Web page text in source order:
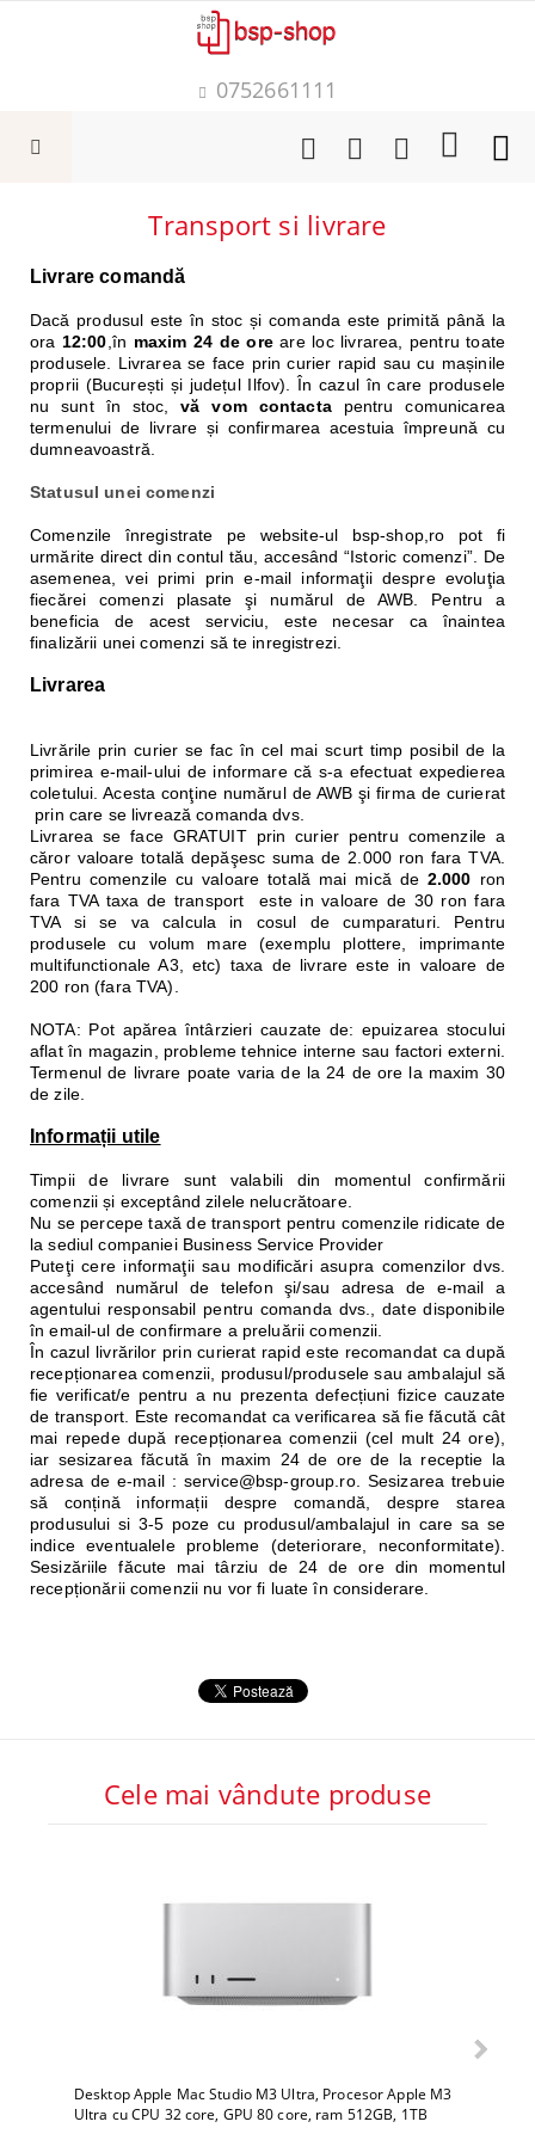
0752661111
Transport si livrare
Livrare comandă
Dacă produsul este înstoc șicomanda este primită până la
ora 12:00 ,în maxim 24 de oreare loc livrarea, pentru toate
produsele. Livrarease face prin curier rapid sau cu mașinile
proprii (București și județulIlfov). În cazul încare produsele
nusuntîn stoc,vă vom contactapentru comunicarea
termenului de livrare și confirmarea acestuiaîmpreună cu
dumneavoastră
Statusul unei comenzi
Comenzile înregistrate pe website-ul bsp-shop,ro pot fi
urmărite direct din contul tău, accesând “Istoric comenzi”. De
asemenea, vei primi prin e-mail informaţii despre evoluţia
fiecărei comenzi plasate şi numărul de AWB. Pentru a
beneficia de acest serviciu, este necesar ca înaintea
finalizării unei comenzi să te inregistrezi.
Livrarea
Livrările prin curier se fac în cel mai scurt timp posibil de la
primirea e-mail-ului de informare că s-a efectuat expedierea
coletului. Acesta conţine numărul de AWB şi firma de curierat
prin care se livrează comanda dvs.
Livrarea se face GRATUIT prin curier pentru comenzile a
căror valoare totală depăşesc suma de 2.000 ron fara TVA.
Pentru comenzile cu valoare totală mai mică de 2.000 ron
fara TVA taxa de transport este in valoare de 30 ron fara
TVA si se va calcula in cosul de cumparaturi. Pentru
produsele cu volum mare (exemplu plottere, imprimante
multifunctionale A3, etc) taxa de livrare este in valoare de
200 ron (fara TVA).
NOTA: Pot apărea întârzieri cauzate de: epuizarea stocului
aflat în magazin, probleme tehnice interne sau factori externi.
Termenul de livrare poate varia de la 24 de ore la maxim 30
de zile.
Informații utile
Timpii de livrare sunt valabili din momentul confirmării
comenzii și exceptând zilele nelucrătoare.
Nu se percepe taxă de transport pentru comenzile ridicate de
la sediul companiei Business Service Provider
Puteţi cere informaţii sau modificări asupra comenzilor dvs.
accesând numărul de telefon şi/sau adresa de e-mail a
agentului responsabil pentru comanda dvs., date disponibile
în email-ul de confirmare a preluării comenzii.
În cazul livrărilor prin curierat rapid este recomandat ca după
recepționarea comenzii, produsul/produsele sau ambalajul să
fie verificat/e pentru a nu prezenta defecțiuni fizice cauzate
de transport. Este recomandat ca verificarea să fie făcută cât
mai repede după recepționarea comenzii (cel mult 24 ore),
iar sesizarea făcută în maxim 24 de ore de la receptie la
adresa de e-mail : service@bsp-group.ro. Sesizarea trebuie
să conțină informații despre comandă, despre starea
produsului si 3-5 poze cu produsul/ambalajul in care sa se
indice eventualele probleme (deteriorare, neconformitate).
Sesizăriile făcute mai târziu de 24 de ore din momentul
recepționării comenzii nu vor fi luate în considerare.
Cele mai vândute produse
Desktop Apple Mac Studio M3 Ultra, Procesor Apple M3
Ultra cu CPU 32 core, GPU 80 core, ram 512GB, 1TB